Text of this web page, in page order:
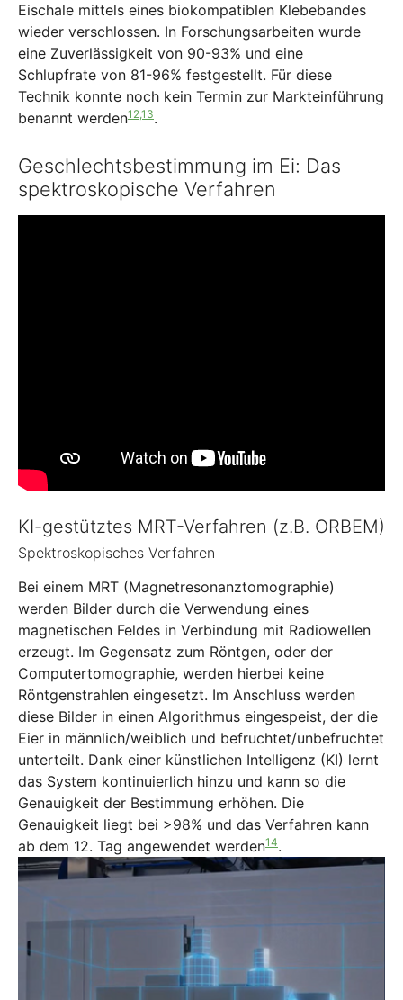
Eischale mittels eines biokompatiblen Klebebandes
wieder verschlossen. In Forschungsarbeiten wurde
eine Zuverlässigkeit von 90-93% und eine
Schlupfrate von 81-96% festgestellt. Für diese
Technik konnte noch kein Termin zur Markteinführung
benannt werden12,13.
Geschlechtsbestimmung im Ei: Das
spektroskopische Verfahren
Show larger version
KI-gestütztes MRT-Verfahren (z.B. ORBEM)
Spektroskopisches Verfahren
Bei einem MRT (Magnetresonanztomographie)
werden Bilder durch die Verwendung eines
magnetischen Feldes in Verbindung mit Radiowellen
erzeugt. Im Gegensatz zum Röntgen, oder der
Computertomographie, werden hierbei keine
Röntgenstrahlen eingesetzt. Im Anschluss werden
diese Bilder in einen Algorithmus eingespeist, der die
Eier in männlich/weiblich und befruchtet/unbefruchtet
unterteilt. Dank einer künstlichen Intelligenz (KI) lernt
das System kontinuierlich hinzu und kann so die
Genauigkeit der Bestimmung erhöhen. Die
Genauigkeit liegt bei >98% und das Verfahren kann
ab dem 12. Tag angewendet werden14.